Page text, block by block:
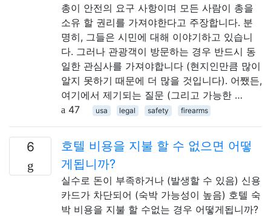
총이 안전의 요구 사항이며 모든 사람이 총을
소유 할 권리를 가져야한다고 주장합니다. 분
명히, 그들은 시민에 대해 이야기하고 있습니
다. 그러나 관광객이 방문하는 경우 반드시 동
일한 관심사를 가져야합니다 (현지인만큼 많이
알지 못하기 때문에 더 많을 것입니다). 어쨌든,
여기에서 제기되는 질문 (그리고 가능한 …
47
usa legal safety firearms
6
호텔 비용을 지불 할 수 없으면 어떻
게됩니까?
실수로 돈이 부족하거나 (발생할 수 있음) 신용
카드가 차단되어 (숙박 가능성이 높음) 호텔 숙
박 비용을 지불 할 수없는 경우 어떻게됩니까?